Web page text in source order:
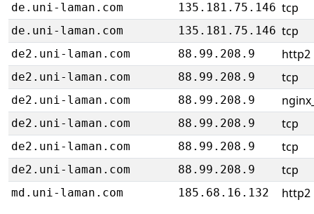
de.uni-laman.com 135.181.75.146 tcp
de.uni-laman.com 135.181.75.146 tcp
de2.uni-laman.com 88.99.208.9 http2
de2.uni-laman.com 88.99.208.9 tcp
de2.uni-laman.com 88.99.208.9
de2.uni-laman.com 88.99.208.9 tcp
de2.uni-laman.com 88.99.208.9 tcp
de2.uni-laman.com 88.99.208.9 tcp
md.uni-laman.com 185.68.16.132 http2